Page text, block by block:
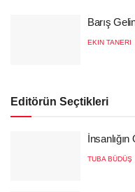
Barış
EKIN TANERI
Editörün Seçtikleri
TUBA BÜDÜŞ